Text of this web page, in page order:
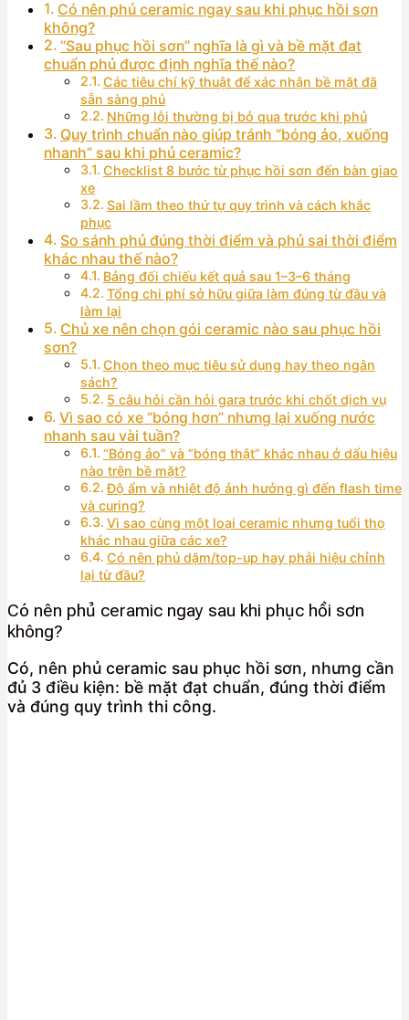
Có nên phủ ceramic ngay sau khi phục hồi sơn
không?
“Sau phục hồi sơn” nghĩa là gì và bề mặt đạt
chuẩn phủ được định nghĩa thế nào?
Các tiêu chí kỹ thuật để xác nhận bề mặt đã
sẵn sàng phủ
Những lỗi thường bị bỏ qua trước khi phủ
Quy trình chuẩn nào giúp tránh “bóng ảo, xuống
nhanh” sau khi phủ ceramic?
Checklist 8 bước từ phục hồi sơn đến bàn giao
xe
Sai lầm theo thứ tự quy trình và cách khắc
phục
So sánh phủ đúng thời điểm và phủ sai thời điểm
khác nhau thế nào?
Bảng đối chiếu kết quả sau 1–3–6 tháng
Tổng chi phí sở hữu giữa làm đúng từ đầu và
làm lại
Chủ xe nên chọn gói ceramic nào sau phục hồi
sơn?
Chọn theo mục tiêu sử dụng hay theo ngân
sách?
5 câu hỏi cần hỏi gara trước khi chốt dịch vụ
Vì sao có xe “bóng hơn” nhưng lại xuống nước
nhanh sau vài tuần?
“Bóng ảo” và “bóng thật” khác nhau ở dấu hiệu
nào trên bề mặt?
Độ ẩm và nhiệt độ ảnh hưởng gì đến flash time
và curing?
Vì sao cùng một loại ceramic nhưng tuổi thọ
khác nhau giữa các xe?
Có nên phủ dặm/top-up hay phải hiệu chỉnh
lại từ đầu?
Có nên phủ ceramic ngay sau khi phục hồi sơn
không?
Có, nên phủ ceramic sau phục hồi sơn, nhưng cần
đủ 3 điều kiện: bề mặt đạt chuẩn, đúng thời điểm
và đúng quy trình thi công.